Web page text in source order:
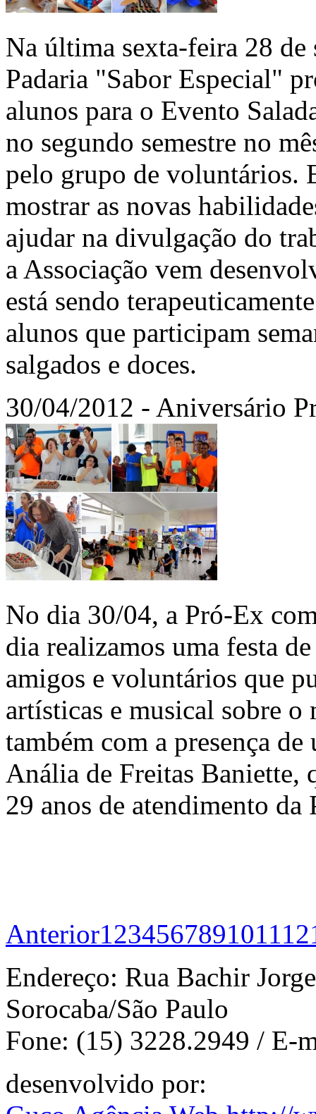
Na última sexta-feira 28 de
Padaria "Sabor Especial"
alunos para o Evento
no segundo semestre no
pelo grupo de voluntários.
mostrar as novas
ajudar na divulgação do
a Associação vem
está sendo
alunos que participam
salgados e doces.
30/04/2012 - Aniversário
No dia 30/04, a Pró-Ex
dia realizamos uma festa
amigos e voluntários que
artísticas e musical sobre
também com a presença
Anália de Freitas Baniette,
29 anos de atendimento da
Anterior1 234567891011 12
Endereço: Rua Bachir
Sorocaba/São Paulo
Fone: (15) 3228.2949 / E-
desenvolvido por: